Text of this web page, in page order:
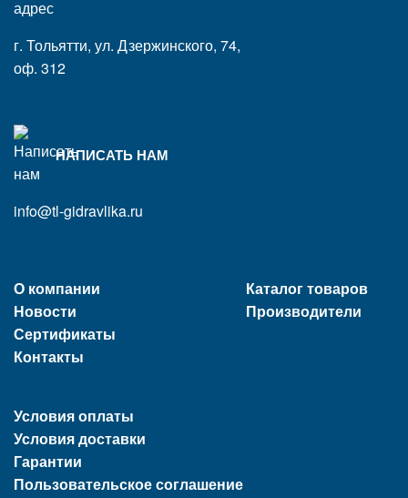
г. Тольятти, ул. Дзержинского, 74,
оф. 312
НАПИСАТЬ НАМ
info@tl-gidravlika.ru
О компании
Новости
Сертификаты
Контакты
Условия оплаты
Условия доставки
Гарантии
Пользовательское соглашение
Каталог товаров
Производители